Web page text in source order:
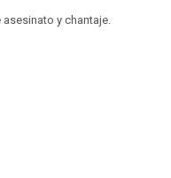
y chantaje.